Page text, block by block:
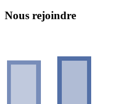
Nous rejoindre